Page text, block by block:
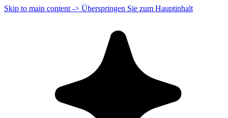
Skip to main content -> Überspringen Sie zum Hauptinhalt